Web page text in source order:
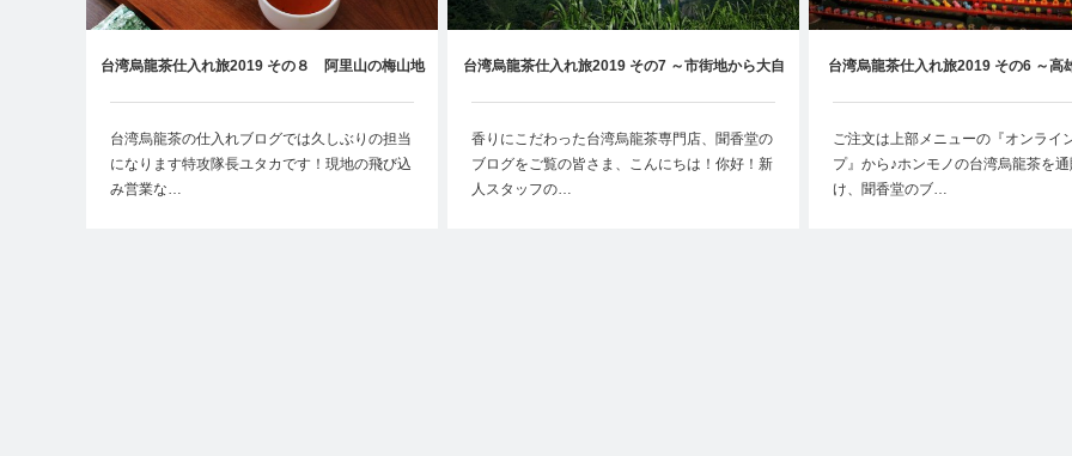
台湾烏龍茶仕入れ旅2019 その８ 阿里山の梅山地
区へ茶園開拓に行ってみた
台湾烏龍茶の仕入れブログでは久しぶりの担当
になります特攻隊長ユタカです！現地の飛び込
み営業な…
台湾烏龍茶仕入れ旅2019 その7 ～市街地から大自
然豊かな阿里山へ～
香りにこだわった台湾烏龍茶専門店、聞香堂の
ブログをご覧の皆さま、こんにちは！你好！新
人スタッフの…
台湾烏龍茶仕入れ旅2019 その6 ～高
夜市で高雄の夜を遊び尽くし
ご注文は上部メニューの『オンライ
プ』から♪ホンモノの台湾烏龍茶を
け、聞香堂のブ…